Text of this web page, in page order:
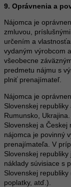
9. Oprávnenia a
Nájomca je
zmluvou,
určením a
vydaným výrobcom
všeobecne
predmetu nájmu s
plniť prenajímateľ.
Nájomca je
Slovenskej
Rumunsko,
Slovenskej a Českej
nájomca je povinný
prenajímateľa. V
Slovenskej
náklady súvisiace s
Slovenskej
poplatky, atď.).